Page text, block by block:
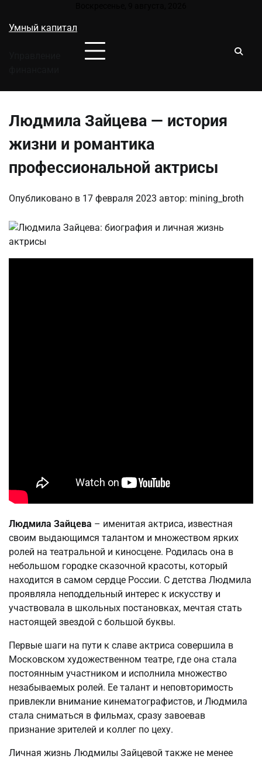
содержимому
Умный капитал
Людмила Зайцева — история
жизни и романтика
профессиональной актрисы
Опубликовано в 17 февраля 2023 автор: mining_broth
Людмила Зайцева – именитая актриса, известная
своим выдающимся талантом и множеством ярких
ролей на театральной и киносцене. Родилась она в
небольшом городке сказочной красоты, который
находится в самом сердце России. С детства Людмила
проявляла неподдельный интерес к искусству и
участвовала в школьных постановках, мечтая стать
настоящей звездой с большой буквы.
Первые шаги на пути к славе актриса совершила в
Московском художественном театре, где она стала
постоянным участником и исполнила множество
незабываемых ролей. Ее талант и неповторимость
привлекли внимание кинематографистов, и Людмила
стала сниматься в фильмах, сразу завоевав
признание зрителей и коллег по цеху.
Личная жизнь Людмилы Зайцевой также не менее